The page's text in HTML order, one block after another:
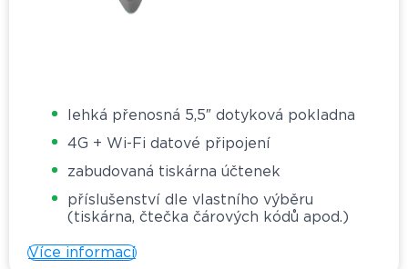
lehká přenosná 5,5″ dotyková pokladna
4G + Wi-Fi datové připojení
zabudovaná tiskárna účtenek
příslušenství dle vlastního výběru
(tiskárna, čtečka čárových kódů apod.)
Více informací